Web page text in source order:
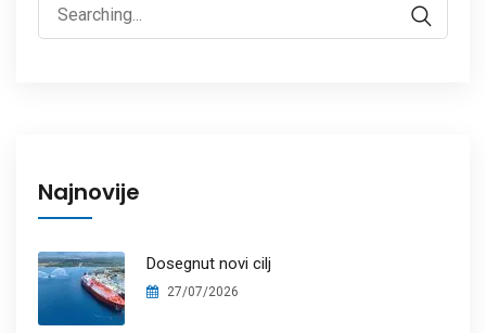
Najnovije
Dosegnut novi cilj
27/07/2026